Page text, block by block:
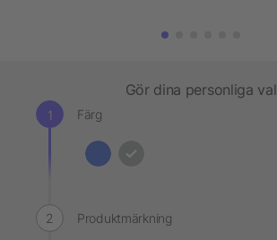
Gör dina personliga val
Färg
Produktmärkning